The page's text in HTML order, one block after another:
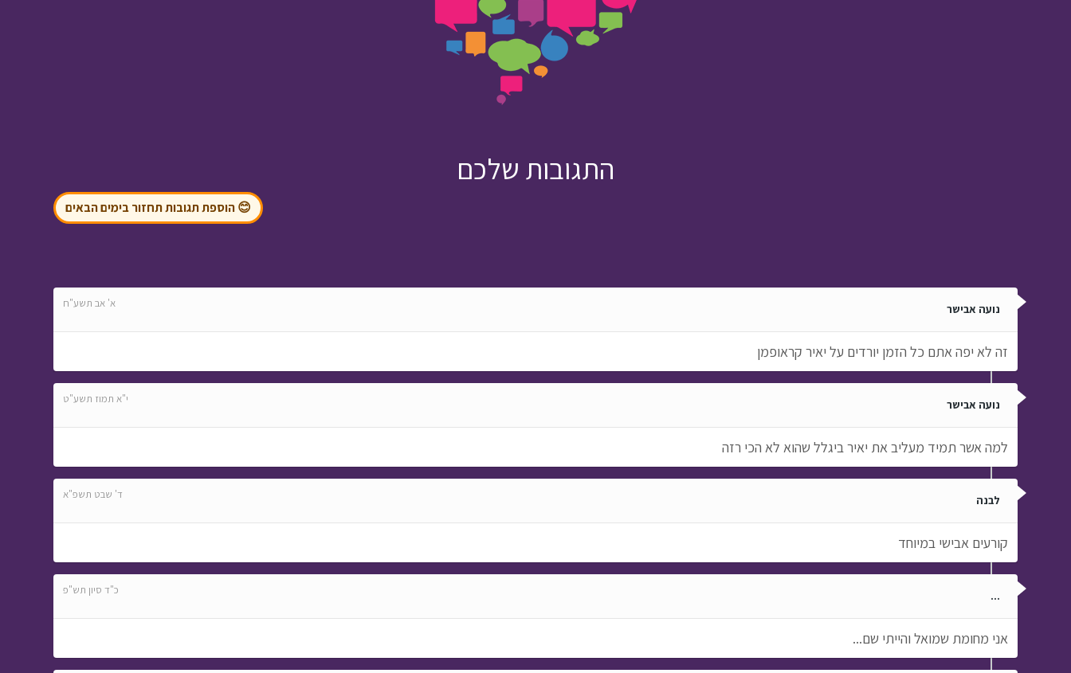
מפחד מהחושך ב•
מתוך עלילות ארץ גושן
בול בפוני - פרק 8 -
מתוך בול בפוני
התגובות שלכם
😊 הוספת תגובות תחזור בימים הבאים
נועה אבישר א' אב תשע"ח
זה לא יפה אתם כל הזמן יורדים על יאיר קראופמן
נועה אבישר י"א תמוז תשע"ט
למה אשר תמיד מעליב את יאיר ביגלל שהוא לא הכי רזה
לבנה ד' שבט תשפ"א
קורעים אבישי במיוחד
... כ"ד סיון תש"פ
אני מחומת שמואל והייתי שם...